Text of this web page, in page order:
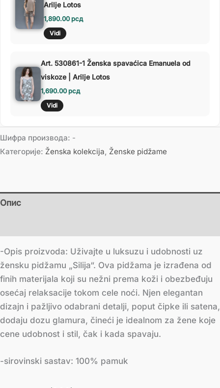
Arilje Lotos
1,890.00рсд
Vidi
Art. 530861-1 Ženska spavaćica Emanuela od
viskoze | Arilje Lotos
1,690.00рсд
Vidi
Шифра производа: -
Категорије: Ženska kolekcija Ženske pidžame
Опис
-Opis proizvoda: Uživajte u luksuzu i udobnosti uz
žensku pidžamu „Silija“. Ova pidžama je izrađena od
finih materijala koji su nežni prema koži i obezbeđuju
osećaj relaksacije tokom cele noći. Njen elegantan
dizajn i pažljivo odabrani detalji, poput čipke ili satena,
dodaju dozu glamura, čineći je idealnom za žene koje
cene udobnost i stil, čak i kada spavaju.
-sirovinski sastav: 100% pamuk